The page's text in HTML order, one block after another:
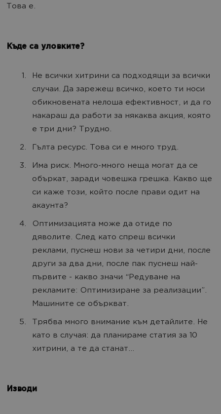
Това е.
Къде са уловките?
Не всички хитрини са подходящи за всички
случаи. Да зарежеш всичко, което ти носи
обикновената нелоша ефективност, и да го
накараш да работи за някаква акция, която
е три дни? Трудно.
Гълта ресурс. Това си е много труд.
Има риск. Много-много неща могат да се
объркат, заради човешка грешка. Какво ще
си каже този, който после прави одит на
акаунта?
Оптимизацията може да отиде по
дяволите. След като спреш всички
реклами, пуснеш нови за четири дни, после
други за два дни, после пак пуснеш най-
първите - какво значи “Редуване на
рекламите: Оптимизиране за реализации”.
Машините се объркват.
Трябва много внимание към детайлите. Не
като в случая: да планираме статия за 10
хитрини, а те да станат...
Изводи